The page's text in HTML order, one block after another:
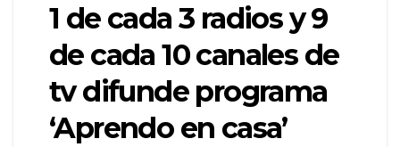
1 de cada 3 radios y 9
de cada 10 canales de
tv difunde programa
‘Aprendo en casa’